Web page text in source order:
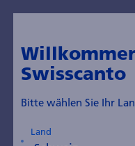
Diego
Integrated, Senior
Swisscanto
Bitte wählen Sie Ihr
Land